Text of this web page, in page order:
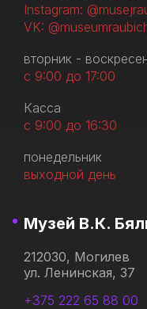
Instagram:
VK:
вторник -
с 9:00 до 17:00
Касса
с 9:00 до 16:30
понедельник
выходной день
Музей В.К.
212030, Могилев
ул. Ленинская, 37
+375 222 65 88 00